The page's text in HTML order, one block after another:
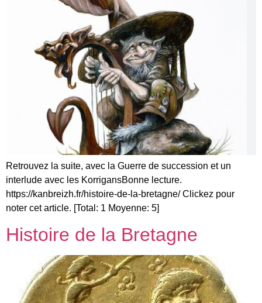
Retrouvez la suite, avec la Guerre de succession et un
interlude avec les KorrigansBonne lecture.
https://kanbreizh.fr/histoire-de-la-bretagne/ Clickez pour
noter cet article. [Total: 1 Moyenne: 5]
Histoire de la Bretagne